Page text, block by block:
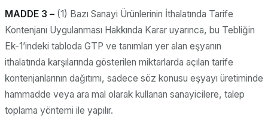
MADDE 3 – (1) Bazı Sanayi Ürünlerinin İthalatında Tarife
Kontenjanı Uygulanması Hakkında Karar uyarınca, bu Tebliğin
Ek-1’indeki tabloda GTP ve tanımları yer alan eşyanın
ithalatında karşılarında gösterilen miktarlarda açılan tarife
kontenjanlarının dağıtımı, sadece söz konusu eşyayı üretiminde
hammadde veya ara mal olarak kullanan sanayicilere, talep
toplama yöntemi ile yapılır.